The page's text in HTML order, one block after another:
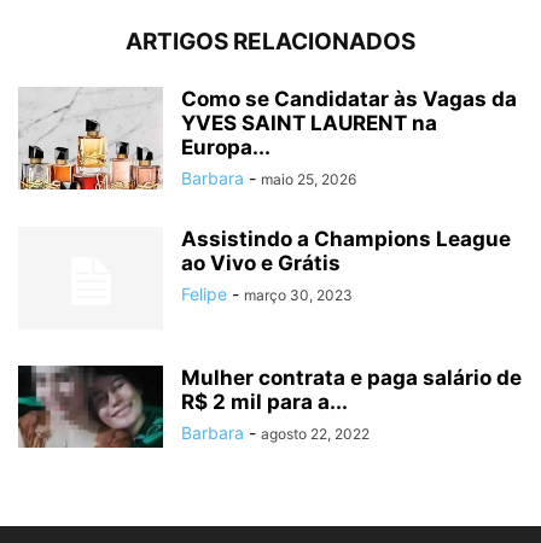
ARTIGOS RELACIONADOS
Como se Candidatar às Vagas da
YVES SAINT LAURENT na
Europa...
Barbara - maio 25, 2026
Assistindo a Champions League
ao Vivo e Grátis
Felipe - março 30, 2023
Mulher contrata e paga salário de
R$ 2 mil para a...
Barbara - agosto 22, 2022